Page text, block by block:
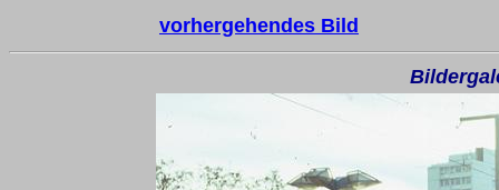
vorhergehendes Bild